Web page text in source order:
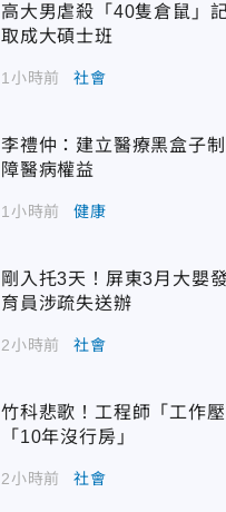
高大男虐殺「40隻倉鼠」
取成大碩士班
1小時前 社會
李禮仲：建立醫療黑盒子
障醫病權益
1小時前 健康
剛入托3天！屏東3月大嬰
育員涉疏失送辦
2小時前 社會
竹科悲歌！工程師「工作
「10年沒行房」
2小時前 社會